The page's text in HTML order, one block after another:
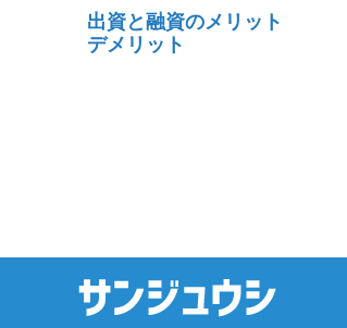
出資と融資のメリット
デメリット